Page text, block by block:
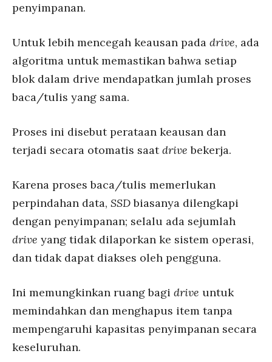
penyimpanan.
Untuk lebih mencegah keausan pada drive, ada
algoritma untuk memastikan bahwa setiap
blok dalam drive mendapatkan jumlah proses
baca/tulis yang sama.
Proses ini disebut perataan keausan dan
terjadi secara otomatis saatdrive bekerja.
Karena proses baca/tulis memerlukan
perpindahan data, SSDbiasanya dilengkapi
dengan penyimpanan; selalu ada sejumlah
drive yang tidak dilaporkan ke sistem operasi,
dan tidak dapat diakses oleh pengguna.
Ini memungkinkan ruang bagi drive untuk
memindahkan dan menghapus item tanpa
mempengaruhi kapasitas penyimpanan secara
keseluruhan.